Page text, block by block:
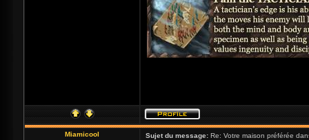
Miamicool Sujet du message: Re: Votre maison préférée